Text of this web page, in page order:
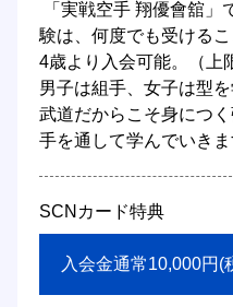
験は、何度でも受けるこ
4歳より入会可能。（上
男子は組手、女子は型を
武道だからこそ身につ
手を通して学んでいきま
SCNカード特典
入会金通常10,000円(